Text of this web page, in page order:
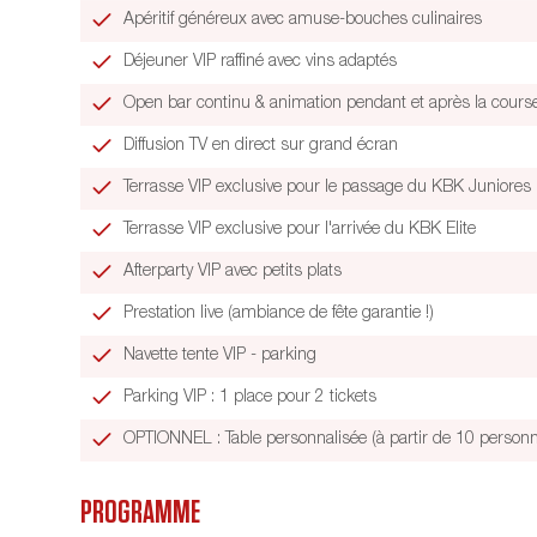
Apéritif généreux avec amuse-bouches culinaires
Déjeuner VIP raffiné avec vins adaptés
Open bar continu & animation pendant et après la
Diffusion TV en direct sur grand écran
Terrasse VIP exclusive pour le passage du KBK Juniores
Terrasse VIP exclusive pour l'arrivée du KBK Elite
Afterparty VIP avec petits plats
Prestation live (ambiance de fête garantie !)
Navette tente VIP - parking
Parking VIP : 1 place pour 2 tickets
OPTIONNEL : Table personnalisée (à partir de 10
PROGRAMME